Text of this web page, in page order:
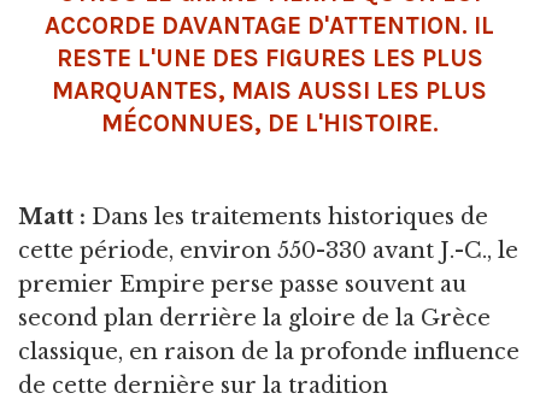
ACCORDE DAVANTAGE D'ATTENTION. IL
RESTE L'UNE DES FIGURES LES PLUS
MARQUANTES, MAIS AUSSI LES PLUS
MÉCONNUES, DE L'HISTOIRE.
Matt : Dans les traitements historiques de
cette période, environ 550-330 avant J.-C., le
premier Empire perse passe souvent au
second plan derrière la gloire de la Grèce
classique, en raison de la profonde influence
de cette dernière sur la tradition